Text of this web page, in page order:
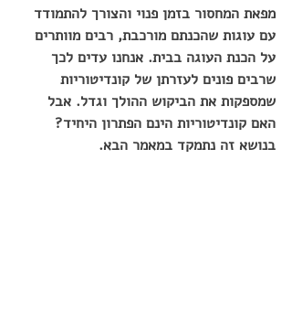
מפאת המחסור בזמן פנוי והצורך להתמודד
עם עוגות שהכנתם מורכבת, רבים מוותרים
על הכנת העוגה בבית. אנחנו עדים לכך
שרבים פונים לעזרתן של קונדיטוריות
שמספקות את הביקוש ההולך וגדל. אבל
האם קונדיטוריות הינם הפתרון היחיד?
בנושא זה נתמקד במאמר הבא.